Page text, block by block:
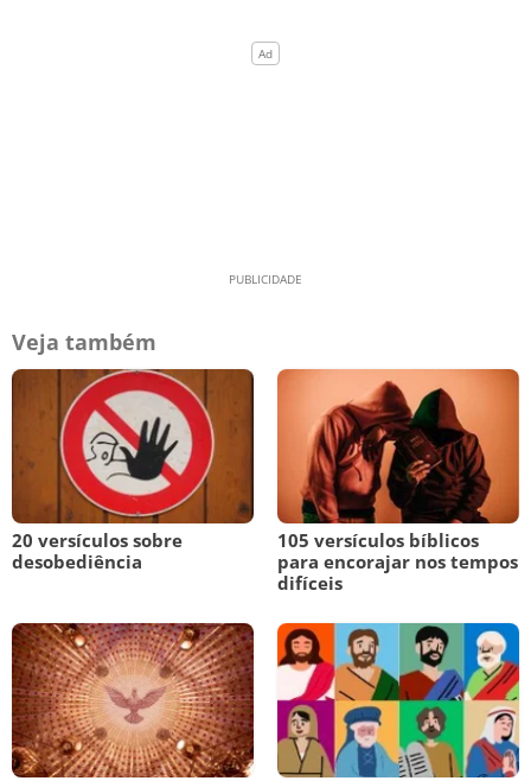
Veja também
20 versículos sobre
desobediência
105 versículos bíblicos
para encorajar nos tempos
difíceis